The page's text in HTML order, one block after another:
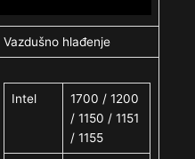
Vazdušno hlađenje
Intel
1700 / 1200
/ 1150 / 1151
/ 1155